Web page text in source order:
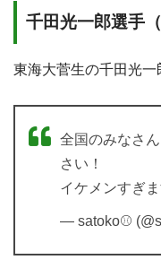
千田光一郎選手
東海大菅生の千田光一
全国のみなさ
さい！
イケメンすぎ
— satoko⚾